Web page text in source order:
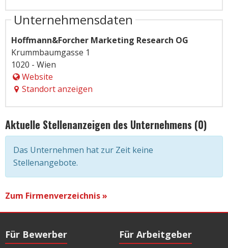
Unternehmensdaten
Hoffmann&Forcher Marketing Research OG
Krummbaumgasse 1
1020 - Wien
Website
Standort anzeigen
Aktuelle Stellenanzeigen des Unternehmens (0)
Das Unternehmen hat zur Zeit keine
Stellenangebote.
Zum Firmenverzeichnis »
Für Bewerber Für Arbeitgeber